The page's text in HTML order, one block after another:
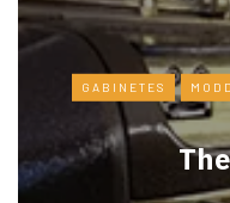
GABINETES